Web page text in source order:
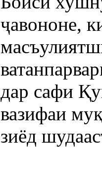
ҷавононе,
дар сафи
вазифаи
зиёд